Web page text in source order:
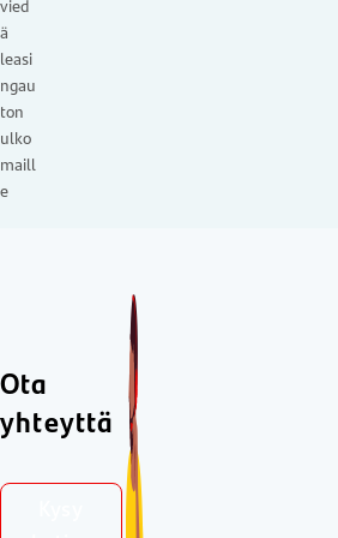
vied
ä
leasi
ngau
ton
ulko
maill
e
Ota
yhteyttä